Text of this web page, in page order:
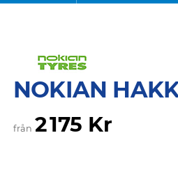
NOKIAN
från 2 175 Kr